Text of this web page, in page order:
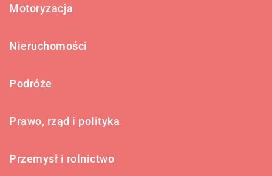
Motoryzacja
Nieruchomości
Podróże
Prawo, rząd i polityka
Przemysł i rolnictwo